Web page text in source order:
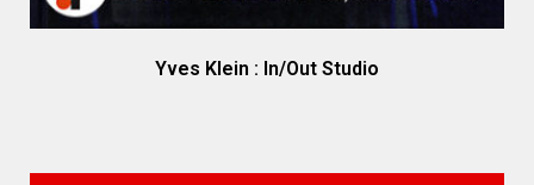
Yves Klein : In/Out Studio